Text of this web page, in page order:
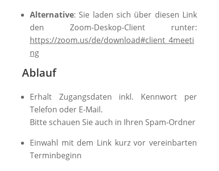
Alternative: Sie laden sich über diesen Link
den Zoom-Deskop-Client runter:
https://zoom.us/de/download#client_4meeti
ng
Ablauf
Erhalt Zugangsdaten inkl. Kennwort per
Telefon oder E-Mail.
Bitte schauen Sie auch in Ihren Spam-Ordner
Einwahl mit dem Link kurz vor vereinbarten
Terminbeginn